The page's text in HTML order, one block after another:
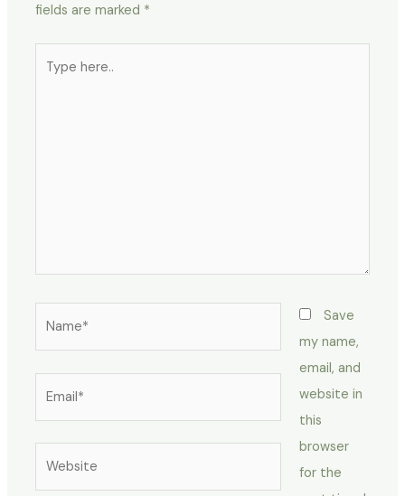
fields are marked *
Save
my name,
email, and
website in
this
browser
for the